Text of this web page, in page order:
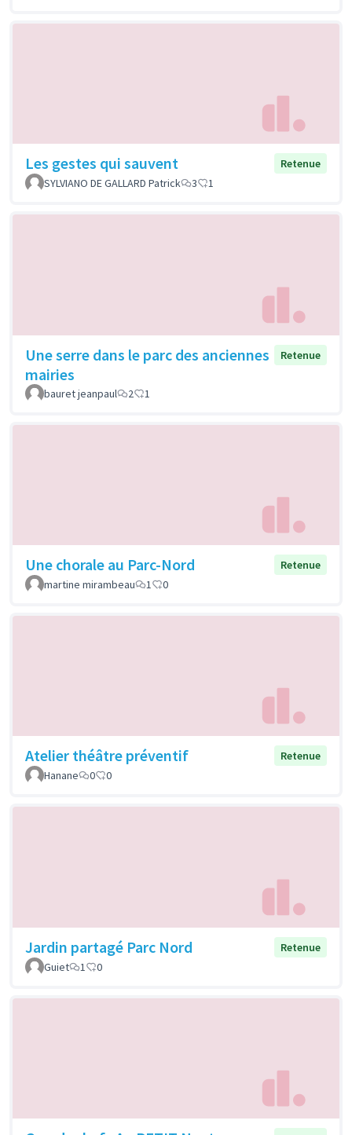
Les gestes qui sauvent
Retenue
SYLVIANO DE GALLARD Patrick
3 1
Une serre dans le parc des anciennes
mairies
Retenue
bauret jeanpaul 2 1
Une chorale au Parc-Nord
Retenue
martine mirambeau
1 0
Atelier théâtre préventif
Retenue
Hanane
0 0
Jardin partagé Parc Nord
Retenue
Guiet
1 0